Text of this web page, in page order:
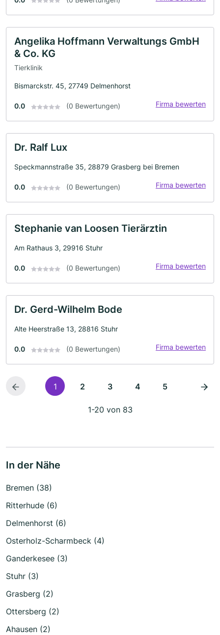
Angelika Hoffmann Verwaltungs GmbH
& Co. KG
Tierklinik
Bismarckstr. 45, 27749 Delmenhorst
0.0 (0 Bewertungen) Firma bewerten
Dr. Ralf Lux
Speckmannstraße 35, 28879 Grasberg bei Bremen
0.0 (0 Bewertungen) Firma bewerten
Stephanie van Loosen Tierärztin
Am Rathaus 3, 29916 Stuhr
0.0 (0 Bewertungen) Firma bewerten
Dr. Gerd-Wilhelm Bode
Alte Heerstraße 13, 28816 Stuhr
0.0 (0 Bewertungen) Firma bewerten
1 2 3 4 5
1-20 von 83
In der Nähe
Bremen (38)
Ritterhude (6)
Delmenhorst (6)
Osterholz-Scharmbeck (4)
Ganderkesee (3)
Stuhr (3)
Grasberg (2)
Ottersberg (2)
Ahausen (2)